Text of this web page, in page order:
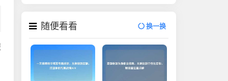
随便看看 换一换